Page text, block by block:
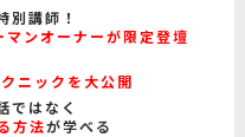
別講師！
ンオーナーが限定登壇
ニックを大公開
ではなく
方法が学べる